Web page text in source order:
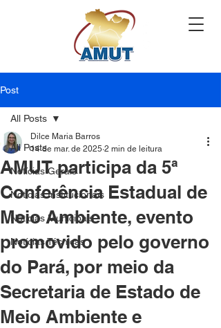
Post
All Posts
Notícias Gerais
Notícias Institucionais
Notícias Municipais
Notícias Técnicas
All Posts
AMUT participa da 5ª
Conferência Estadual de
Meio Ambiente, evento
promovido pelo governo
do Pará, por meio da
Secretaria de Estado de
Meio Ambiente e
Dilce Maria Barros
14 de mar. de 2025 2 min de leitura